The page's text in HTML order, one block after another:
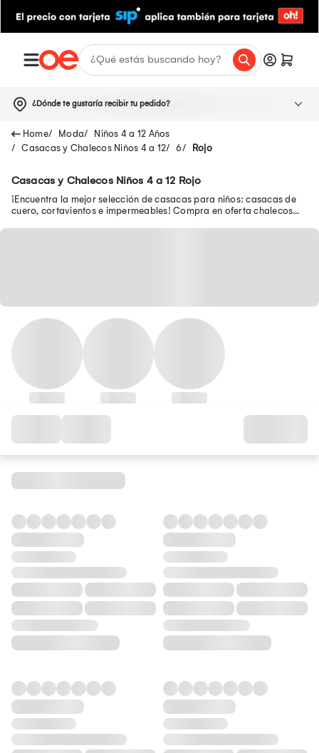
¿Dónde te gustaría recibir tu pedido?
Moda
Niños 4 a 12 Años
Casacas y Chalecos Niños 4 a 12
6 Rojo
Casacas y Chalecos Niños 4 a 12 Rojo
¡Encuentra la mejor selección de casacas para niños: casacas de
cuero, cortavientos e impermeables! Compra en oferta chalecos